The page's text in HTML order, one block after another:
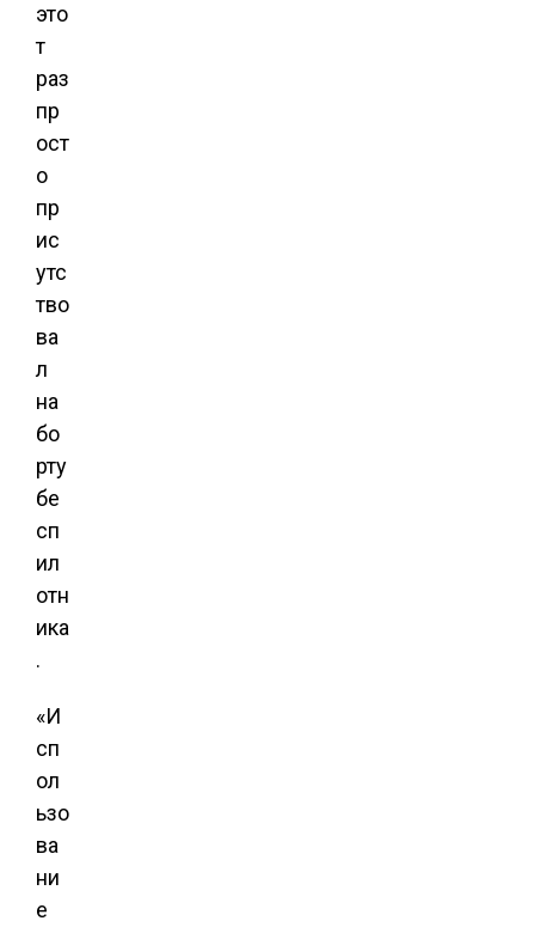
это
т
раз
пр
ост
о
пр
ис
утс
тво
ва
л
на
бо
рту
бе
сп
ил
отн
ика
.
«И
сп
ол
ьзо
ва
ни
е